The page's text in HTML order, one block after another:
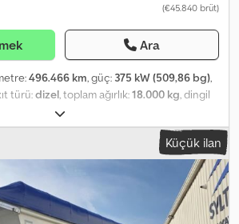
(€45.840 brüt)
Ara
496.466 km, güç: 375 kW (509,86 bg),
türü:dizel , toplam ağırlık:18.000 kg , dingil
, frenler:retarder
Euro 6, Donanım:ABS, klima, park ısıtıcısı,
Mobile · WhatsApp MAN TGX XXL 18.510 4x2
Cruise control Retarder Lane departure
cruise control Automatic climate
Dkedpfxjuatdxs Ai Isr Year of manufacture:
carried out Vehicles have no
Küçük ilan